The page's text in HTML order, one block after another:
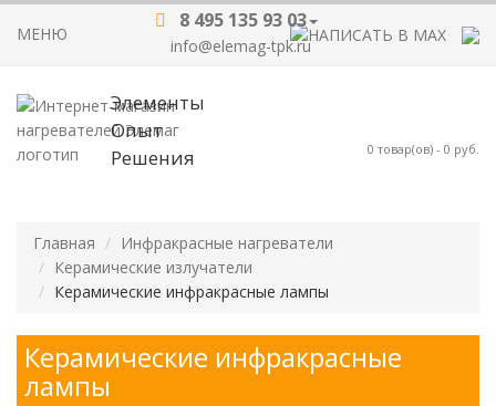
МЕНЮ
Элементы
Опыт
Решения
8 495 135 93 03
info@elemag-tpk.ru
0 товар(ов) - 0 руб.
Главная
Инфракрасные нагреватели
Керамические излучатели
Керамические инфракрасные лампы
Керамические инфракрасные
лампы